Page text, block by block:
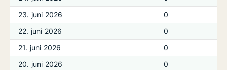
23. juni 2026
0
22. juni 2026
0
21. juni 2026
0
20. juni 2026
0